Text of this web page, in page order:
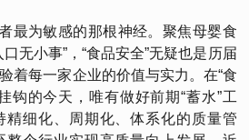
最为敏感的那根神经。聚焦母婴食
无小事”，“食品安全”无疑也是历届
着每一家企业的价值与实力。在“食
钩的今天，唯有做好前期“蓄水”工
精细化、周期化、体系化的质量管